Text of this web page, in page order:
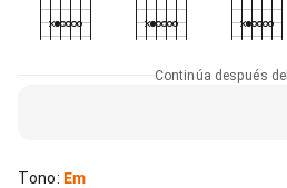
Continúa después
Tono: Em